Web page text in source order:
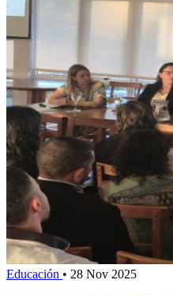
Educación • 28 Nov 2025